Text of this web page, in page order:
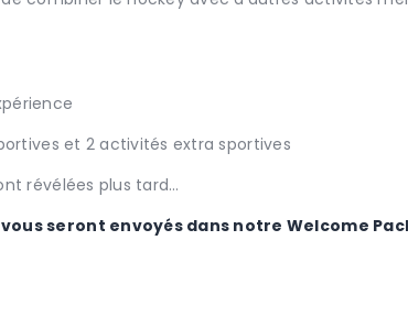
et 2 activités extra sportives
révélées plus tard…
seront envoyés dans notre Welcome